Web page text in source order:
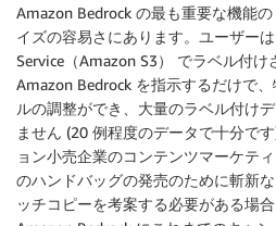
Amazon Bedrock の最も重要な機能
イズの容易さにあります。ユーザー
Service（Amazon S3） でラベル付
Amazon Bedrock を指示するだけで
ルの調整ができ、大量のラベル付け
ません (20 例程度のデータで十分で
ョン小売企業のコンテンツマーケテ
のハンドバッグの発売のために斬新
ッチコピーを考案する必要がある場